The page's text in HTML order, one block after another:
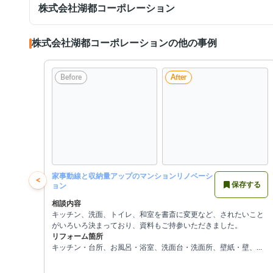
株式会社湖都コーポレーション
株式会社湖都コーポレーションの他の事例
<
Before After
家事動線と収納量アップのマンションリノベーシ
ョン
保存する
相談内容
キッチン、洗面、トイレ、和室を書斎に変更など、されたいこと
がいろいろ決まっており、資料もご持参いただきました。
リフォーム箇所
キッチン・台所、お風呂・浴室、洗面台・洗面所、壁紙・壁、